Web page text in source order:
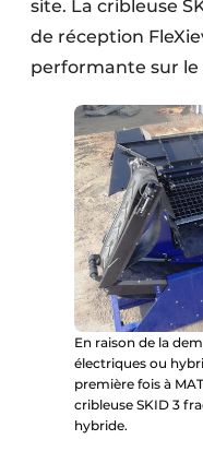
site. La cribleuse
de réception
performante sur le
En raison de la
électriques ou
première fois à
cribleuse SKID 3
hybride.